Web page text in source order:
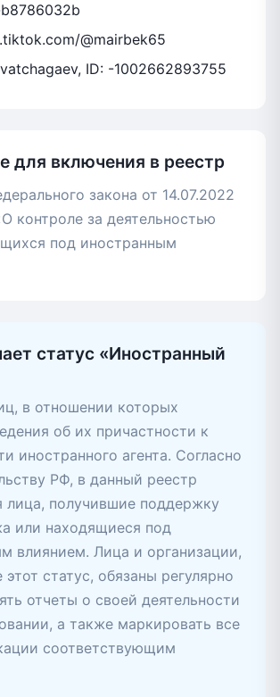
@mairbek65
ID: -1002662893755
для включения в реестр
закона от 14.07.2022
контроле за деятельностью
под иностранным
статус «Иностранный
в отношении которых
об их причастности к
иностранного агента. Согласно
РФ, в данный реестр
лица, получившие поддержку
или находящиеся под
влиянием. Лица и организации,
статус, обязаны регулярно
отчеты о своей деятельности
а также маркировать все
соответствующим